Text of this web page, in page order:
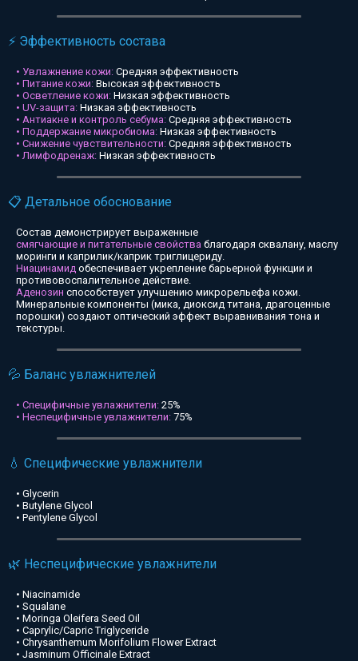
⚡ Эффективность состава
• Увлажнение кожи: Средняя эффективность
• Питание кожи: Высокая эффективность
• Осветление кожи: Низкая эффективность
• UV-защита: Низкая эффективность
• Антиакне и контроль себума: Средняя эффективность
• Поддержание микробиома: Низкая эффективность
• Снижение чувствительности: Средняя эффективность
• Лимфодренаж: Низкая эффективность
📋 Детальное обоснование
Состав демонстрирует выраженные
смягчающие и питательные свойства благодаря сквалану, маслу
моринги и каприлик/каприк триглицериду.
Ниацинамид обеспечивает укрепление барьерной функции и
противовоспалительное действие.
Аденозин способствует улучшению микрорельефа кожи.
Минеральные компоненты (мика, диоксид титана, драгоценные
порошки) создают оптический эффект выравнивания тона и
текстуры.
💦 Баланс увлажнителей
• Специфичные увлажнители: 25%
• Неспецифичные увлажнители: 75%
💧 Специфические увлажнители
• Glycerin
• Butylene Glycol
• Pentylene Glycol
🌿 Неспецифические увлажнители
• Niacinamide
• Squalane
• Moringa Oleifera Seed Oil
• Caprylic/Capric Triglyceride
• Chrysanthemum Morifolium Flower Extract
• Jasminum Officinale Extract